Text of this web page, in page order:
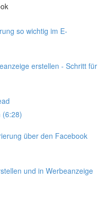
so wichtig im E-
erstellen - Schritt für
(6:28)
über den Facebook
und in Werbeanzeige